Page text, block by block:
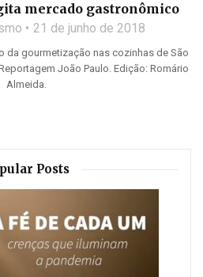
mercado gastronômico
21 de junho de 2018
da gourmetização nas cozinhas de São
João Paulo. Edição: Romário
Almeida.
Posts